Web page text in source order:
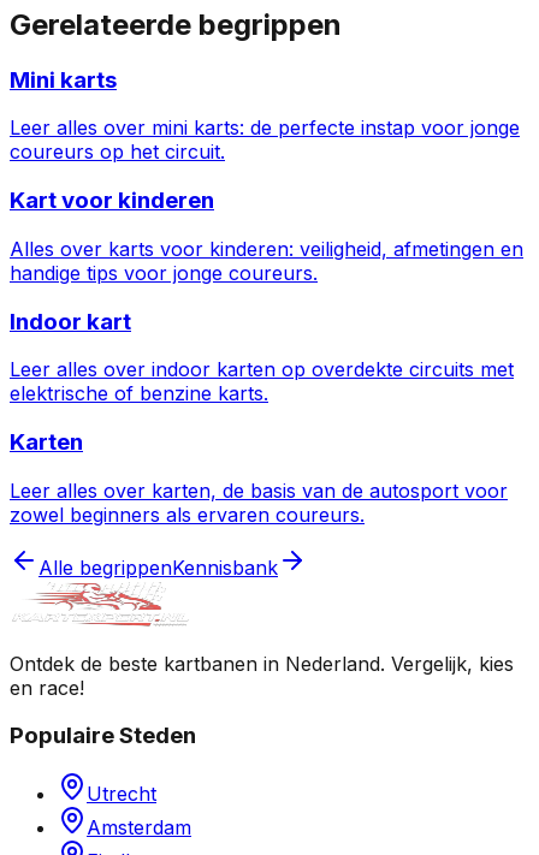
Gerelateerde begrippen
Mini karts
Leer alles over mini karts: de perfecte instap voor jonge
coureurs op het circuit.
Kart voor kinderen
Alles over karts voor kinderen: veiligheid, afmetingen en
handige tips voor jonge coureurs.
Indoor kart
Leer alles over indoor karten op overdekte circuits met
elektrische of benzine karts.
Karten
Leer alles over karten, de basis van de autosport voor
zowel beginners als ervaren coureurs.
Alle begrippenKennisbank
Ontdek de beste kartbanen in Nederland. Vergelijk, kies
en race!
Populaire Steden
Utrecht
Amsterdam